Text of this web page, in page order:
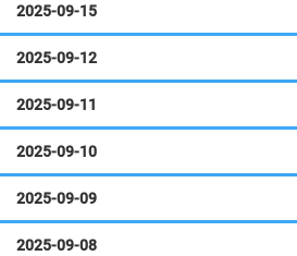
2025-09-15
2025-09-12
2025-09-11
2025-09-10
2025-09-09
2025-09-08